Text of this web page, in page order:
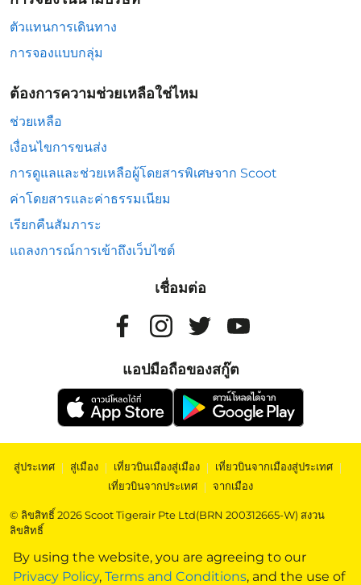
By using the website, you are agreeing to our
Privacy Policy, Terms and Conditions, and the use of
ตัวแทนการเดินทาง
การจองแบบกลุ่ม
ต้องการความช่วยเหลือใช่ไหม
ช่วยเหลือ
เงื่อนไขการขนส่ง
การดูแลและช่วยเหลือผู้โดยสารพิเศษจาก Scoot
ค่าโดยสารและค่าธรรมเนียม
เรียกคืนสัมภาระ
แถลงการณ์การเข้าถึงเว็บไซต์
เชื่อมต่อ
แอปมือถือของสกู๊ต
สู่ประเทศ | สู่เมือง | เที่ยวบินเมืองสู่เมือง | เที่ยวบินจากเมืองสู่ประเทศ |
เที่ยวบินจากประเทศ | จากเมือง
© ลิขสิทธิ์ 2026 Scoot Tigerair Pte Ltd(BRN 200312665-W) สงวน
ลิขสิทธิ์